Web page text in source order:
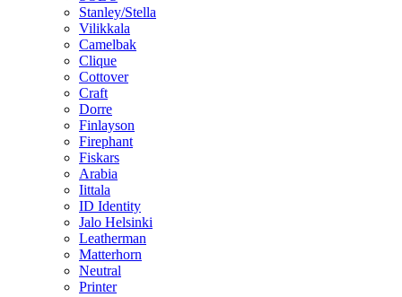
Stanley/Stella
Vilikkala
Camelbak
Clique
Cottover
Craft
Dorre
Finlayson
Firephant
Fiskars
Arabia
Iittala
ID Identity
Jalo Helsinki
Leatherman
Matterhorn
Neutral
Printer